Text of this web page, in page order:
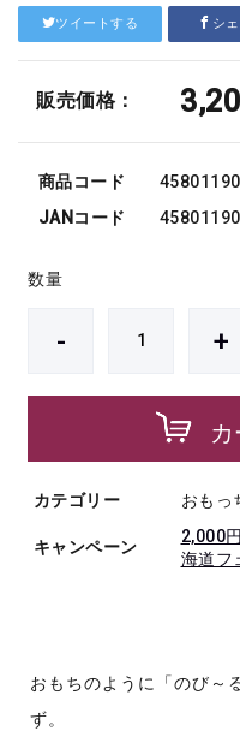
ツイートする シ
販売価格：
商品コード
JANコード
数量
- +
カテゴリー おもっ
キャンペーン
2,000
海道フ
おもちのように「のび～
ず。